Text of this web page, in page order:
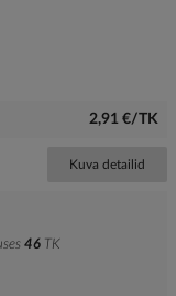
2,91 €/TK
Kuva detailid
46 TK